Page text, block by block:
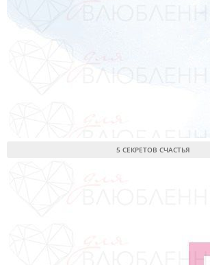
5 СЕКРЕТОВ СЧАСТЬЯ